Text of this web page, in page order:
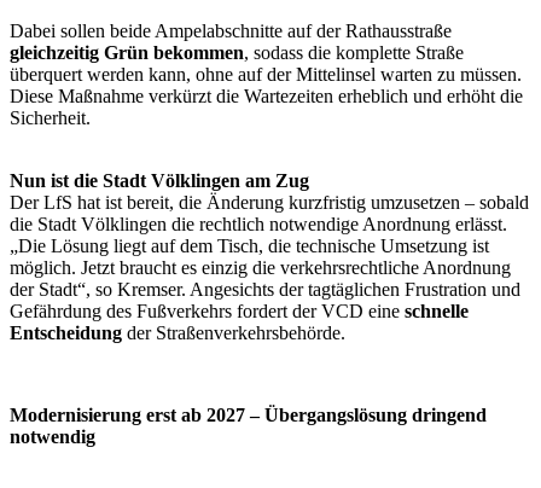
Dabei sollen beide Ampelabschnitte auf der Rathausstraße
gleichzeitig Grün bekommen, sodass die komplette Straße
überquert werden kann, ohne auf der Mittelinsel warten zu müssen.
Diese Maßnahme verkürzt die Wartezeiten erheblich und erhöht die
Sicherheit.
Nun ist die Stadt Völklingen am Zug
Der LfS hat ist bereit, die Änderung kurzfristig umzusetzen – sobald
die Stadt Völklingen die rechtlich notwendige Anordnung erlässt.
„Die Lösung liegt auf dem Tisch, die technische Umsetzung ist
möglich. Jetzt braucht es einzig die verkehrsrechtliche Anordnung
der Stadt“, so Kremser. Angesichts der tagtäglichen Frustration und
Gefährdung des Fußverkehrs fordert der VCD eine schnelle
Entscheidung der Straßenverkehrsbehörde.
Modernisierung erst ab 2027 – Übergangslösung dringend
notwendig